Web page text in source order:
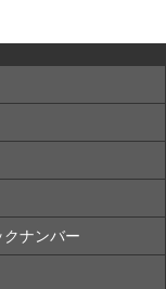
ナンバー